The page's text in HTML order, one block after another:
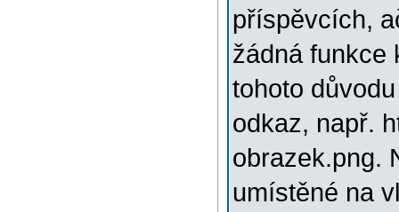
příspěvcích,
žádná funkce
tohoto
odkaz, např.
obrazek.png.
umístěné na